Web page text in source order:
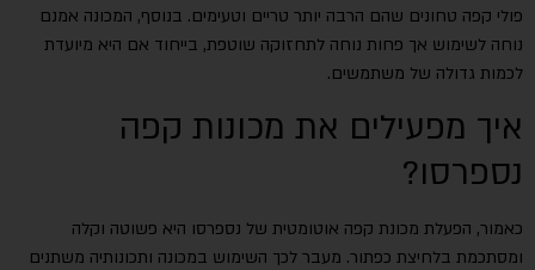
פולי קפה טחונים שהם הרבה יותר טריים וטעימים. בנוסף, המכונה אמנם
נוחה לשימוש אך פחות נוחה לתחזוקה שוטפת, בייחוד אם היא מיועדת
לכמות גדולה של משתמשים.
איך מפעילים את מכונות קפה
נספרסו?
כאמור, הפעלת מכונת קפה אוטומטית של נספרסו היא פשוטה וקלה
ומסתכמת בלחיצת כפתור. מעבר לכך השימוש במכונה ותכונותיה משתנים